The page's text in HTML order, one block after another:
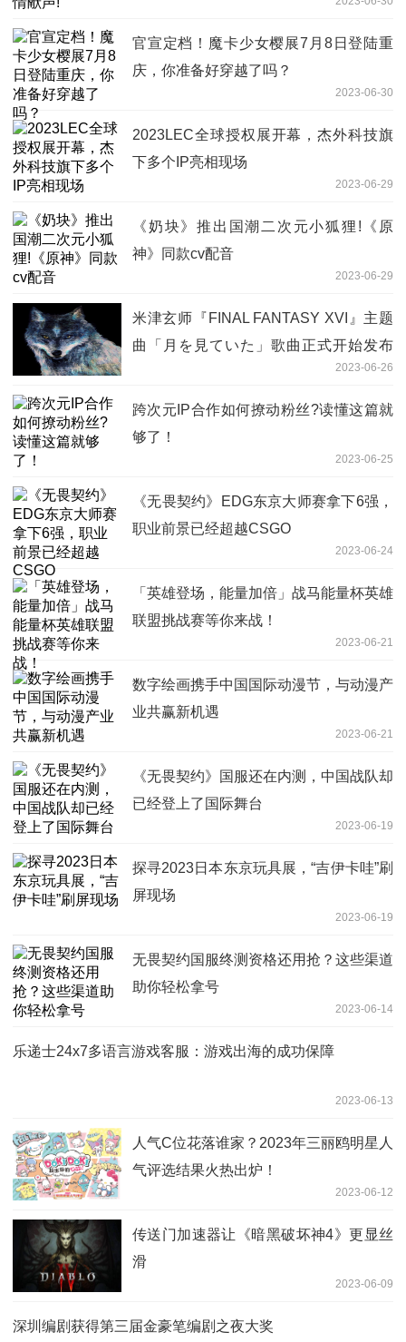
官宣定档！魔卡少女樱展7月8日登陆重
庆，你准备好穿越了吗？
2023-06-30
2023LEC全球授权展开幕，杰外科技旗
下多个IP亮相现场
2023-06-29
《奶块》推出国潮二次元小狐狸!《原
神》同款cv配音
2023-06-29
米津玄师『FINAL FANTASY XVI』主题
曲「月を見ていた」歌曲正式开始发布
以深青色狼为主题的全新封面首次公开
2023-06-26
跨次元IP合作如何撩动粉丝?读懂这篇就
够了！
2023-06-25
《无畏契约》EDG东京大师赛拿下6强，
职业前景已经超越CSGO
2023-06-24
「英雄登场，能量加倍」战马能量杯英雄
联盟挑战赛等你来战！
2023-06-21
数字绘画携手中国国际动漫节，与动漫产
业共赢新机遇
2023-06-21
《无畏契约》国服还在内测，中国战队却
已经登上了国际舞台
2023-06-19
探寻2023日本东京玩具展，“吉伊卡哇”刷
屏现场
2023-06-19
无畏契约国服终测资格还用抢？这些渠道
助你轻松拿号
2023-06-14
乐递士24x7多语言游戏客服：游戏出海的成功保障
2023-06-13
人气C位花落谁家？2023年三丽鸥明星人
气评选结果火热出炉！
2023-06-12
传送门加速器让《暗黑破坏神4》更显丝
滑
2023-06-09
深圳编剧获得第三届金豪笔编剧之夜大奖